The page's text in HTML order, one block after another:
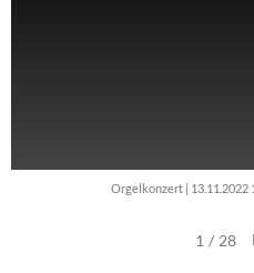
Orgelkonzert | 13.11.2022
1 / 28